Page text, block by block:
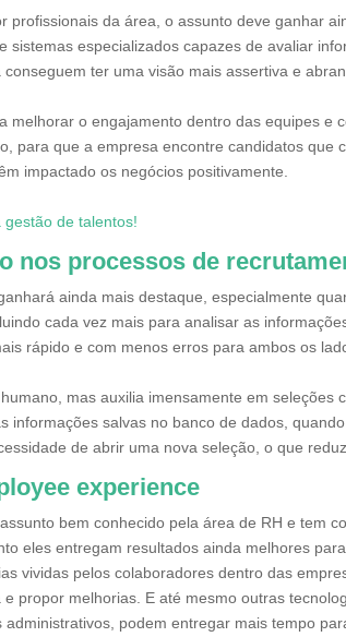
profissionais da área, o assunto deve ganhar
sistemas especializados capazes de avaliar
ter uma visão mais assertiva e
melhorar o engajamento dentro das equipes e
para que a empresa encontre candidatos que
impactado os negócios positivamente.
de talentos!
nos processos de
ainda mais destaque, especialmente
cada vez mais para analisar as
rápido e com menos erros para ambos os
mas auxilia imensamente em seleções
informações salvas no banco de dados,
de abrir uma nova seleção, o que
experience
bem conhecido pela área de RH e tem
eles entregam resultados ainda melhores
vividas pelos colaboradores dentro das
propor melhorias. E até mesmo outras
podem entregar mais tempo